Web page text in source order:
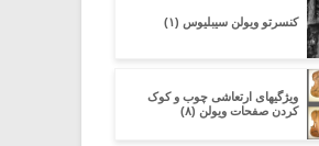
کنسرتو ویولن سیبلیوس (۱)
ویژگیهای ارتعاشی چوب و کوک
کردن صفحات ویولن (۸)